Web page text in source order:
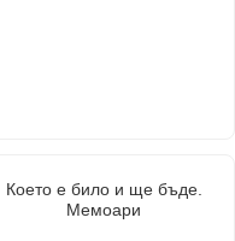
Което е било и ще бъде.
Мемоари